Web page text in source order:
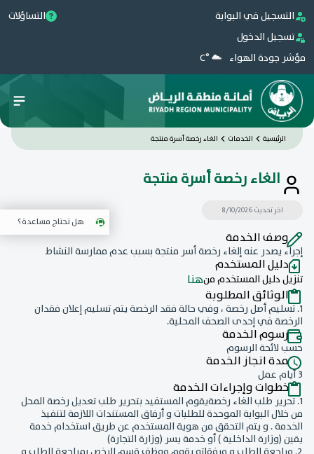
التسجيل في البوابة
تسجيل الدخول
مؤشر جودة الهواء
°C
التساؤلات
الرئيسية الخدمات الغاء رخصة أسرة منتجة
الغاء رخصة أسرة منتجة
اخر تحديث 8/10/2026
وصف الخدمة
إجراء يصدر عنه إلغاء رخصة أسر منتجة بسبب عدم ممارسة النشاط
دليل المستخدم
تنزيل دليل المستخدم منهنا
الوثائق المطلوبة
1. تسليم أصل رخصة ، وفي حالة فقد الرخصة يتم تسليم إعلان فقدان
الرخصة في إحدى الصحف المحلية.
رسوم الخدمة
حسب لائحة الرسوم
مدة انجاز الخدمة
3 أيام عمل
خطوات وإجراءات الخدمة
1. تحرير طلب الغاء رخصةيقوم المستفيد بتحرير طلب تعديل رخصة المحل
من خلال البوابة الموحدة للطلبات و أرفاق المستندات اللازمة لتنفيذ
الخدمة . و يتم التحقق من هوية المستخدم عن طريق استخدام خدمة
يقين (وزارة الداخلية ) أو خدمة يسر (وزارة التجارة)
هل تحتاج مساعدة؟